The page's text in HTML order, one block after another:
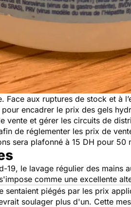
aux ruptures de stock et à
encadrer le prix des gels
vente et gérer les circuits de
de réglementer les prix de
sera plafonné à 15 DH pour
le lavage régulier des mains
comme une excellente
piégés par les prix
soulager plus d'un. Cette